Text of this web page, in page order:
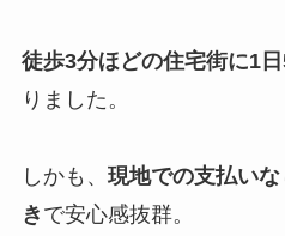
徒歩3分ほどの住宅街に1
りました。
しかも、 現地での支払い
き で安心感抜群。